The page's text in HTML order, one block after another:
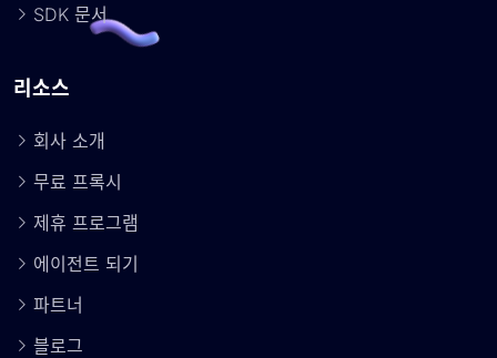
SDK 문서
리소스
회사 소개
무료 프록시
제휴 프로그램
에이전트 되기
파트너
블로그